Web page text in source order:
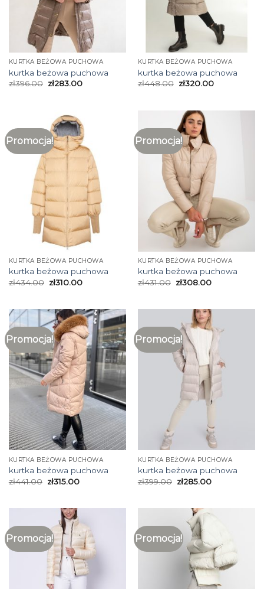
KURTKA BEŻOWA PUCHOWA
kurtka beżowa puchowa
zł396.00 zł283.00
KURTKA BEŻOWA PUCHOWA
kurtka beżowa puchowa
zł448.00 zł320.00
Promocja!
KURTKA BEŻOWA PUCHOWA
kurtka beżowa puchowa
zł434.00 zł310.00
Promocja!
KURTKA BEŻOWA PUCHOWA
kurtka beżowa puchowa
zł431.00 zł308.00
Promocja!
KURTKA BEŻOWA PUCHOWA
kurtka beżowa puchowa
zł441.00 zł315.00
Promocja!
KURTKA BEŻOWA PUCHOWA
kurtka beżowa puchowa
zł399.00 zł285.00
Promocja! Promocja!